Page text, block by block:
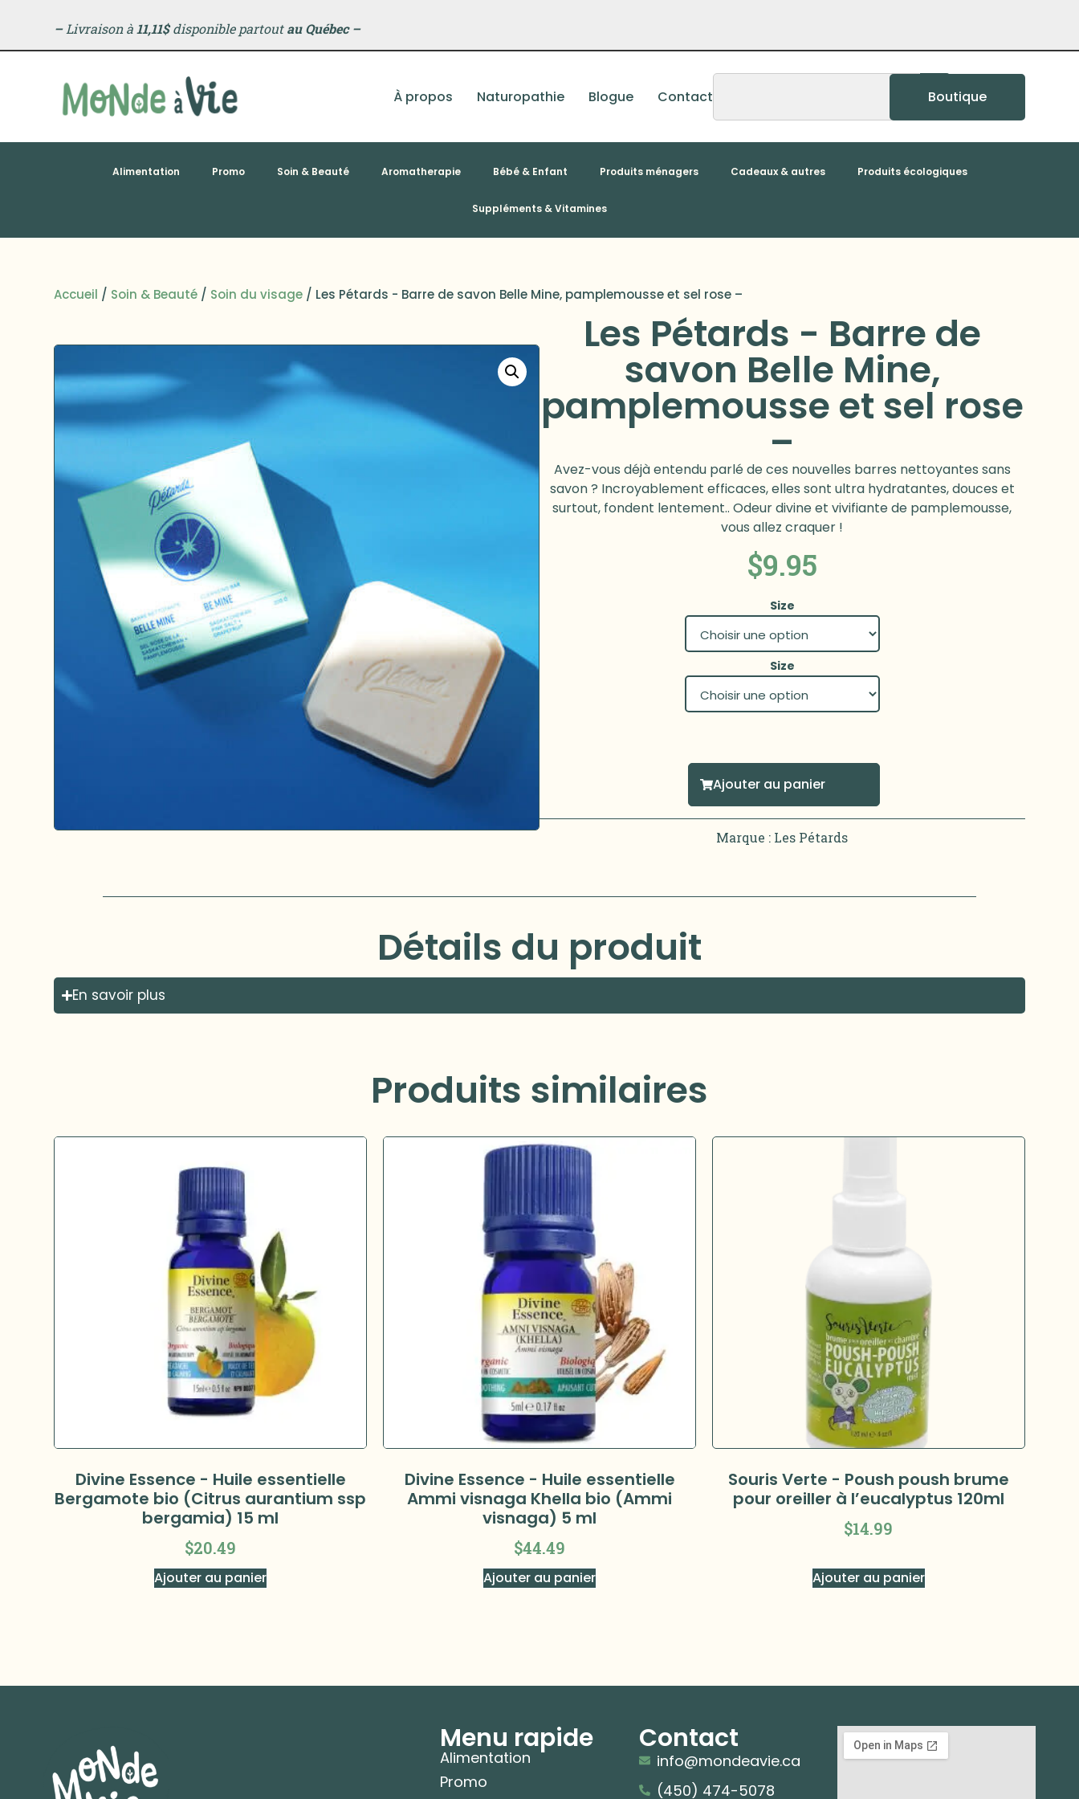
–Livraison à 11,11$disponible partoutau Québec –
À propos Naturopathie Blogue Contact Boutique
Alimentation Promo Soin & Beauté Aromatherapie Bébé & Enfant Produits ménagers Cadeaux & autres Produits écologiques
Suppléments & Vitamines
Accueil / Soin & Beauté / Soin du visage / Les Pétards - Barre de savon Belle Mine, pamplemousse et sel rose –
Les Pétards - Barre de
savon Belle Mine,
pamplemousse et sel rose
–
Avez-vous déjà entendu parlé de ces nouvelles barres nettoyantes sans
savon ? Incroyablement efficaces, elles sont ultra hydratantes, douces et
surtout, fondent lentement.. Odeur divine et vivifiante de pamplemousse,
vous allez craquer !
$9.95
Size
Size
Ajouter au panier
Marque : Les Pétards
Détails du produit
En savoir plus
Produits similaires
Divine Essence - Huile essentielle
Bergamote bio (Citrus aurantium ssp
bergamia) 15 ml
$20.49
Ajouter au panier
Divine Essence - Huile essentielle
Ammi visnaga Khella bio (Ammi
visnaga) 5 ml
$44.49
Ajouter au panier
Souris Verte - Poush poush brume
pour oreiller à l’eucalyptus 120ml
$14.99
Ajouter au panier
Menu rapide
Alimentation
Promo
Contact
info@mondeavie.ca
(450) 474-5078